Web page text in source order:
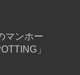
マンホー
」